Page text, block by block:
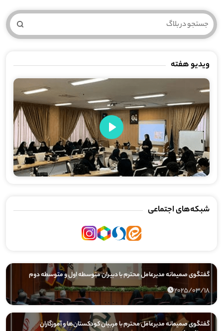
شبکه‌های اجتماعی
ویدیو هفته
Play
گفتگوی صمیمانه مدیرعامل محترم با دبیران متوسطه اول و متوسطه دوم
2025/03/18
گفتگوی صمیمانه مدیرعامل محترم با مربیان کودکستان‌ها و آموزگاران